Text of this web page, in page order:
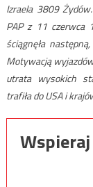
Izraela 3809
PAP z 11 czerwca
ściągnęła
Motywacją
utrata wysokich
trafiła do USA i